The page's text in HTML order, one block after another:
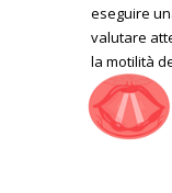
eseguire
valutare
la motilità